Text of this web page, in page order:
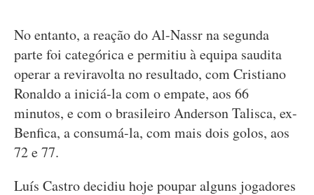
No entanto, a reação do Al-Nassr na segunda
parte foi categórica e permitiu à equipa saudita
operar a reviravolta no resultado, com Cristiano
Ronaldo a iniciá-la com o empate, aos 66
minutos, e com o brasileiro Anderson Talisca, ex-
Benfica, a consumá-la, com mais dois golos, aos
72 e 77.
Luís Castro decidiu hoje poupar alguns jogadores